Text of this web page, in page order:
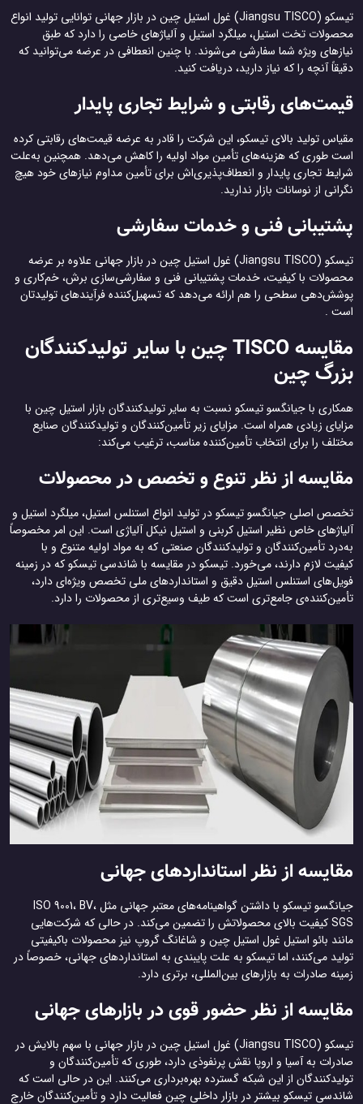
تیسکو (Jiangsu TISCO) غول استیل چین در بازار جهانی توانایی تولید انواع
محصولات تخت استیل، میلگرد استیل و آلیاژهای خاصی را دارد که طبق
نیازهای ویژه شما سفارشی می‌شوند. با چنین انعطافی در عرضه می‌توانید که
دقیقاً آنچه را که نیاز دارید، دریافت کنید.
قیمت‌های رقابتی و شرایط تجاری پایدار
مقیاس تولید بالای تیسکو، این شرکت را قادر به عرضه قیمت‌های رقابتی کرده
است طوری که هزینه‌های تأمین مواد اولیه را کاهش می‌دهد. همچنین به‌علت
شرایط تجاری پایدار و انعطاف‌پذیری‌اش برای تأمین مداوم نیازهای خود هیچ
نگرانی از نوسانات بازار ندارید.
پشتیبانی فنی و خدمات سفارشی
تیسکو (Jiangsu TISCO) غول استیل چین در بازار جهانی علاوه بر عرضه
محصولات با کیفیت، خدمات پشتیبانی فنی و سفارشی‌سازی برش، خم‌کاری و
پوشش‌دهی سطحی را هم ارائه می‌دهد که تسهیل‌کننده فرآیندهای تولیدتان
است .
مقایسه TISCO چین با سایر تولیدکنندگان
بزرگ چین
همکاری با جیانگسو تیسکو نسبت به سایر تولیدکنندگان بازار استیل چین با
مزایای زیادی همراه است. مزایای زیر تأمین‌کنندگان و تولیدکنندگان صنایع
مختلف را برای انتخاب تأمین‌کننده مناسب، ترغیب می‌کند:
مقایسه از نظر تنوع و تخصص در محصولات
تخصص اصلی جیانگسو تیسکو در تولید انواع استنلس استیل، میلگرد استیل و
آلیاژهای خاص نظیر استیل کربنی و استیل نیکل آلیاژی است. این امر مخصوصاً
به‌درد تأمین‌کنندگان و تولیدکنندگان صنعتی که به مواد اولیه متنوع و با
کیفیت لازم دارند، می‌خورد. تیسکو در مقایسه با شاندسی تیسکو که در زمینه
فویل‌های استنلس استیل دقیق و استانداردهای ملی تخصص ویژه‌ای دارد،
تأمین‌کننده‌ی جامع‌تری است که طیف وسیع‌تری از محصولات را دارد.
مقایسه از نظر استانداردهای جهانی
جیانگسو تیسکو با داشتن گواهینامه‌های معتبر جهانی مثل ISO 9001، BV،
SGS کیفیت بالای محصولاتش را تضمین می‌کند. در حالی که شرکت‌هایی
مانند بائو استیل غول استیل چین و شاغانگ گروپ نیز محصولات باکیفیتی
تولید می‌کنند، اما تیسکو به علت پایبندی به استانداردهای جهانی، خصوصاً در
زمینه صادرات به بازارهای بین‌المللی، برتری دارد.
مقایسه از نظر حضور قوی در بازارهای جهانی
تیسکو (Jiangsu TISCO) غول استیل چین در بازار جهانی با سهم بالایش در
صادرات به آسیا و اروپا نقش پرنفوذی دارد، طوری که تأمین‌کنندگان و
تولیدکنندگان از این شبکه گسترده بهره‌برداری می‌کنند. این در حالی است که
شاندسی تیسکو بیشتر در بازار داخلی چین فعالیت دارد و تأمین‌کنندگان خارج